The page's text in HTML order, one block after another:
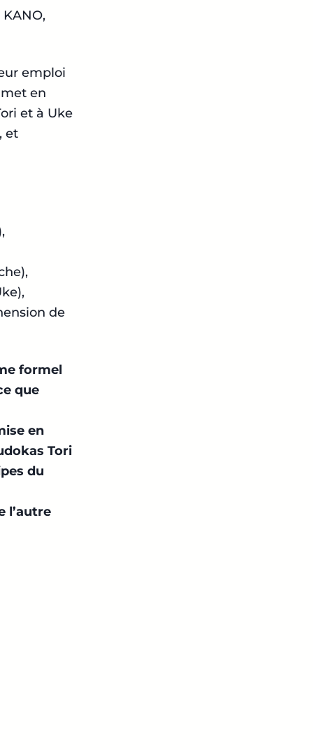
emploi
en
et à Uke
et
de
formel
que
en
Tori
du
l’autre